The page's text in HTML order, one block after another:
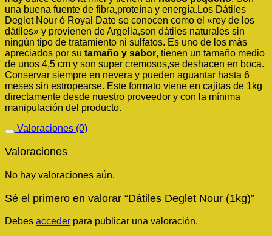
una buena fuente de fibra,proteína y energía.Los Dátiles
Deglet Nour ó Royal Date se conocen como el «rey de los
dátiles» y provienen de Argelia,son dátiles naturales sin
ningún tipo de tratamiento ni sulfatos. Es uno de los más
apreciados por su tamaño y sabor, tienen un tamaño medio
de unos 4,5 cm y son super cremosos,se deshacen en boca.
Conservar siempre en nevera y pueden aguantar hasta 6
meses sin estropearse. Este formato viene en cajitas de 1kg
directamente desde nuestro proveedor y con la mínima
manipulación del producto.
Valoraciones (0)
Valoraciones
No hay valoraciones aún.
Sé el primero en valorar “Dátiles Deglet Nour (1kg)”
Debes acceder para publicar una valoración.